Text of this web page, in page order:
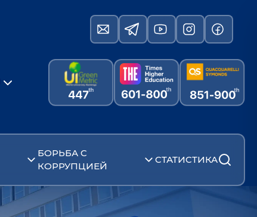
БОРЬБА С
КОРРУПЦИЕЙ
СТАТИСТИКА